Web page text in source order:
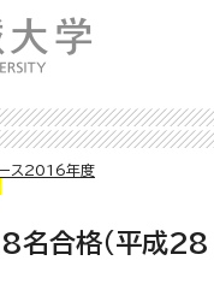
ス 2016年度
名合格（平成28